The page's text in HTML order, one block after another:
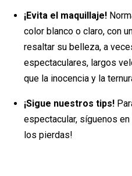
¡Evita el maquillaje!
color blanco o claro, con
resaltar su belleza, a
espectaculares, largos
que la inocencia y la
¡Sigue nuestros tips!
espectacular, síguenos en
los pierdas!